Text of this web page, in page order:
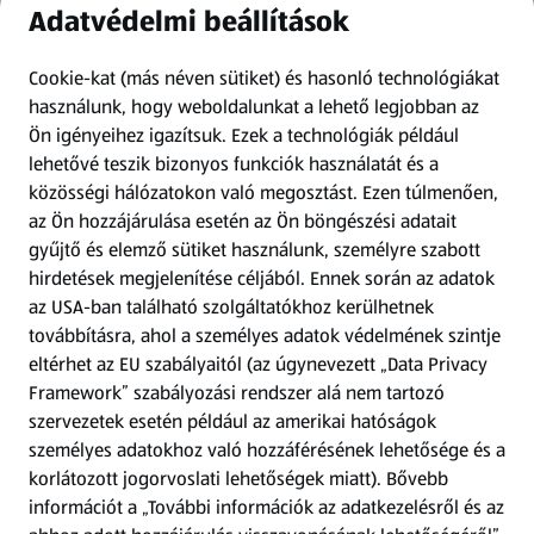
Információk
Kérdőív
Fizetési lehetőségek
ALDI utalványok
Árcsökkentés
Adattörlő alkalmazás
Szervizpont
(új oldalon nyílik meg)
Fedezz fel minket az interneten!
Adatvédelmi beállítások
Cookie-kat (más néven sütiket) és hasonló technológiákat
használunk, hogy weboldalunkat a lehető legjobban az
Ön igényeihez igazítsuk. Ezek a technológiák például
lehetővé teszik bizonyos funkciók használatát és a
közösségi hálózatokon való megosztást. Ezen túlmenően,
az Ön hozzájárulása esetén az Ön böngészési adatait
gyűjtő és elemző sütiket használunk, személyre szabott
hirdetések megjelenítése céljából. Ennek során az adatok
az USA-ban található szolgáltatókhoz kerülhetnek
továbbításra, ahol a személyes adatok védelmének szintje
eltérhet az EU szabályaitól (az úgynevezett „Data Privacy
Framework” szabályozási rendszer alá nem tartozó
szervezetek esetén például az amerikai hatóságok
személyes adatokhoz való hozzáférésének lehetősége és a
korlátozott jogorvoslati lehetőségek miatt). Bővebb
információt a „További információk az adatkezelésről és az